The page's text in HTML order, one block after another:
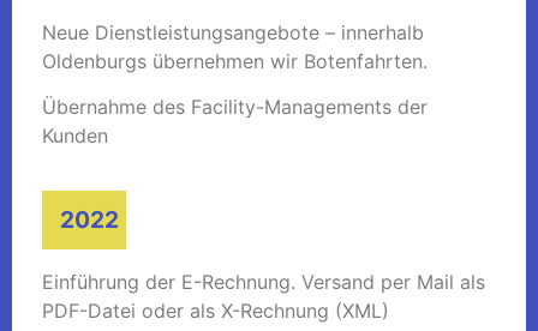
Neue Dienstleistungsangebote – innerhalb
Oldenburgs übernehmen wir Botenfahrten.
Übernahme des Facility-Managements der
Kunden
2022
Einführung der E-Rechnung. Versand per Mail als
PDF-Datei oder als X-Rechnung (XML)